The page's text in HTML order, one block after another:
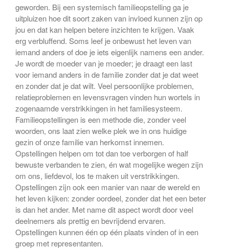
geworden. Bij een systemisch familieopstelling ga je
uitpluizen hoe dit soort zaken van invloed kunnen zijn op
jou en dat kan helpen betere inzichten te krijgen. Vaak
erg verbluffend. Soms leef je onbewust het leven van
iemand anders of doe je iets eigenlijk namens een ander.
Je wordt de moeder van je moeder; je draagt een last
voor iemand anders in de familie zonder dat je dat weet
en zonder dat je dat wilt. Veel persoonlijke problemen,
relatieproblemen en levensvragen vinden hun wortels in
zogenaamde verstrikkingen in het familiesysteem.
Familieopstellingen is een methode die, zonder veel
woorden, ons laat zien welke plek we in ons huidige
gezin of onze familie van herkomst innemen.
Opstellingen helpen om tot dan toe verborgen of half
bewuste verbanden te zien, én wat mogelijke wegen zijn
om ons, liefdevol, los te maken uit verstrikkingen.
Opstellingen zijn ook een manier van naar de wereld en
het leven kijken: zonder oordeel, zonder dat het een beter
is dan het ander. Met name dit aspect wordt door veel
deelnemers als prettig en bevrijdend ervaren.
Opstellingen kunnen één op één plaats vinden of in een
groep met representanten.